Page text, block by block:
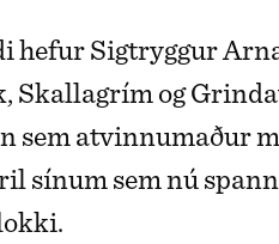
hefur Sigtryggur
Skallagrím og
sem atvinnumaður
sínum sem nú